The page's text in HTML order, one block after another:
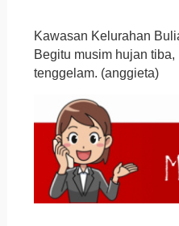
Kawasan Kelurahan
Begitu musim hujan
tenggelam. (anggieta)